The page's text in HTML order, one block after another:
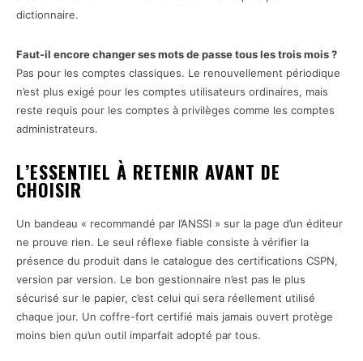
dictionnaire.
Faut-il encore changer ses mots de passe tous les trois mois ?
Pas pour les comptes classiques. Le renouvellement périodique
n’est plus exigé pour les comptes utilisateurs ordinaires, mais
reste requis pour les comptes à privilèges comme les comptes
administrateurs.
L’ESSENTIEL À RETENIR AVANT DE
CHOISIR
Un bandeau « recommandé par l’ANSSI » sur la page d’un éditeur
ne prouve rien. Le seul réflexe fiable consiste à vérifier la
présence du produit dans le catalogue des certifications CSPN,
version par version. Le bon gestionnaire n’est pas le plus
sécurisé sur le papier, c’est celui qui sera réellement utilisé
chaque jour. Un coffre-fort certifié mais jamais ouvert protège
moins bien qu’un outil imparfait adopté par tous.